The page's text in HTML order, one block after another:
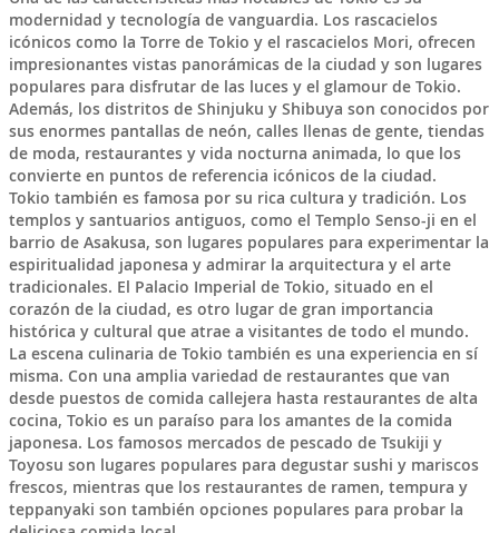
modernidad y tecnología de vanguardia. Los rascacielos
icónicos como la Torre de Tokio y el rascacielos Mori, ofrecen
impresionantes vistas panorámicas de la ciudad y son lugares
populares para disfrutar de las luces y el glamour de Tokio.
Además, los distritos de Shinjuku y Shibuya son conocidos por
sus enormes pantallas de neón, calles llenas de gente, tiendas
de moda, restaurantes y vida nocturna animada, lo que los
convierte en puntos de referencia icónicos de la ciudad.
Tokio también es famosa por su rica cultura y tradición. Los
templos y santuarios antiguos, como el Templo Senso-ji en el
barrio de Asakusa, son lugares populares para experimentar la
espiritualidad japonesa y admirar la arquitectura y el arte
tradicionales. El Palacio Imperial de Tokio, situado en el
corazón de la ciudad, es otro lugar de gran importancia
histórica y cultural que atrae a visitantes de todo el mundo.
La escena culinaria de Tokio también es una experiencia en sí
misma. Con una amplia variedad de restaurantes que van
desde puestos de comida callejera hasta restaurantes de alta
cocina, Tokio es un paraíso para los amantes de la comida
japonesa. Los famosos mercados de pescado de Tsukiji y
Toyosu son lugares populares para degustar sushi y mariscos
frescos, mientras que los restaurantes de ramen, tempura y
teppanyaki son también opciones populares para probar la